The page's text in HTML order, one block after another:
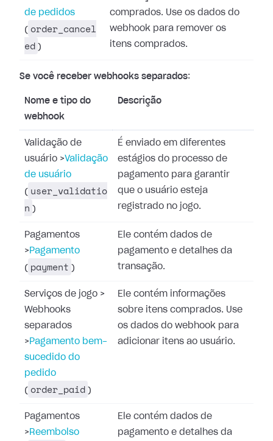
de pedidos
( order_cancel
ed )
comprados. Use os dados do
webhook para remover os
itens comprados.
Se você receber webhooks separados:
Nome e tipo do
webhook
Descrição
Validação de
usuário >Validação
de usuário
( user_validatio
n )
É enviado em diferentes
estágios do processo de
pagamento para garantir
que o usuário esteja
registrado no jogo.
Pagamentos
> Pagamento
( payment )
Ele contém dados de
pagamento e detalhes da
transação.
Serviços de jogo >
Webhooks
separados
> Pagamento bem-
sucedido do
pedido
( order_paid )
Ele contém informações
sobre itens comprados. Use
os dados do webhook para
adicionar itens ao usuário.
Pagamentos
> Reembolso
Ele contém dados de
pagamento e detalhes da